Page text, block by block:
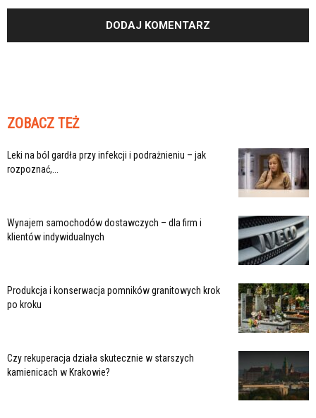
ZOBACZ TEŻ
Leki na ból gardła przy infekcji i podrażnieniu – jak
rozpoznać,...
Wynajem samochodów dostawczych – dla firm i
klientów indywidualnych
Produkcja i konserwacja pomników granitowych krok
po kroku
Czy rekuperacja działa skutecznie w starszych
kamienicach w Krakowie?